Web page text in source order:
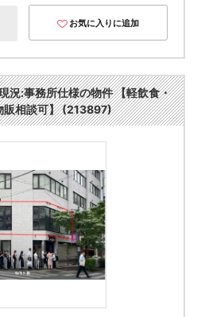
お気に入りに追加
況:事務所仕様の物件 【軽飲食・
販相談可】 (213897)